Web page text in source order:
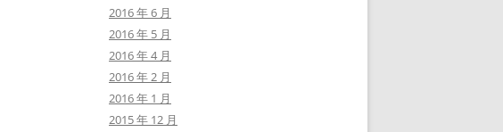
2016 年 6 月
2016 年 5 月
2016 年 4 月
2016 年 2 月
2016 年 1 月
2015 年 12 月